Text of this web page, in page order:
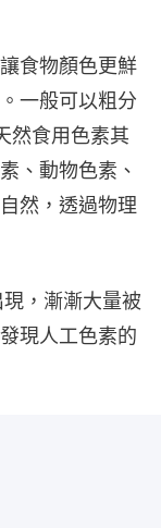
食物顏色更鮮
一般可以粗分
然食用色素其
、動物色素、
然，透過物理
，漸漸大量被
現人工色素的